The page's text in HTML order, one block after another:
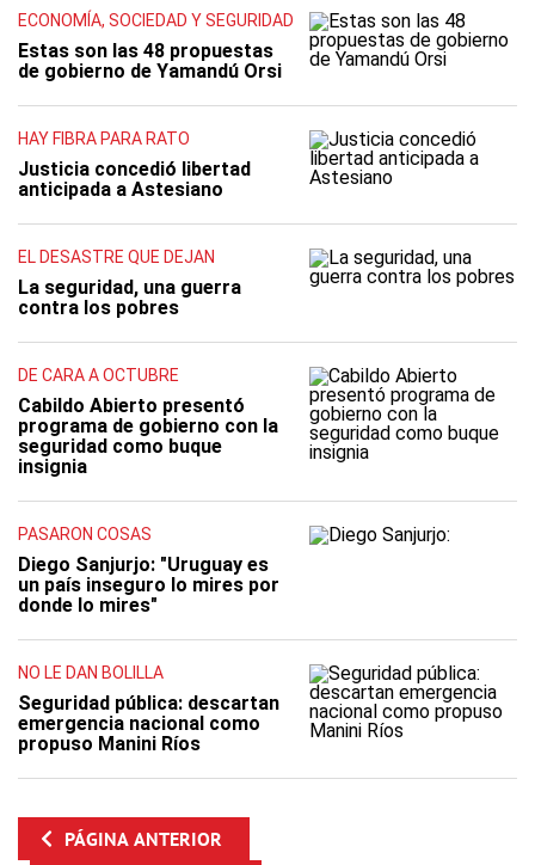
ECONOMÍA, SOCIEDAD Y SEGURIDAD
Estas son las 48 propuestas
de gobierno de Yamandú Orsi
HAY FIBRA PARA RATO
Justicia concedió libertad
anticipada a Astesiano
EL DESASTRE QUE DEJAN
La seguridad, una guerra
contra los pobres
DE CARA A OCTUBRE
Cabildo Abierto presentó
programa de gobierno con la
seguridad como buque
insignia
PASARON COSAS
Diego Sanjurjo: "Uruguay es
un país inseguro lo mires por
donde lo mires"
NO LE DAN BOLILLA
Seguridad pública: descartan
emergencia nacional como
propuso Manini Ríos
PÁGINA ANTERIOR